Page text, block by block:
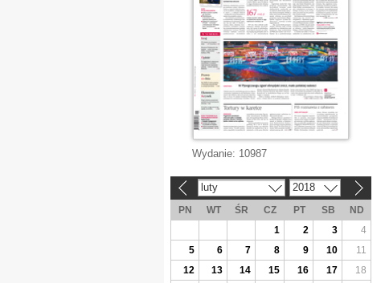
Wydanie: 10987
luty 2018
PN WT ŚR CZ PT SB
ND
1
2 3
4
5
6 7 8 9 10
11
12
13 14 15 16 17
18